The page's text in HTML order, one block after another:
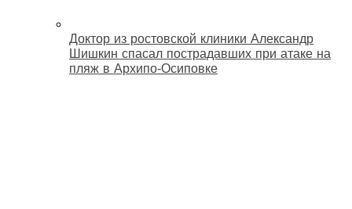
Доктор из ростовской клиники Александр
Шишкин спасал пострадавших при атаке на
пляж в Архипо‑Осиповке